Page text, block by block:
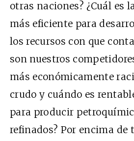
otras naciones? ¿Cuál es
más eficiente para
los recursos con que
son nuestros
más económicamente
crudo y cuándo es
para producir
refinados? Por encima de